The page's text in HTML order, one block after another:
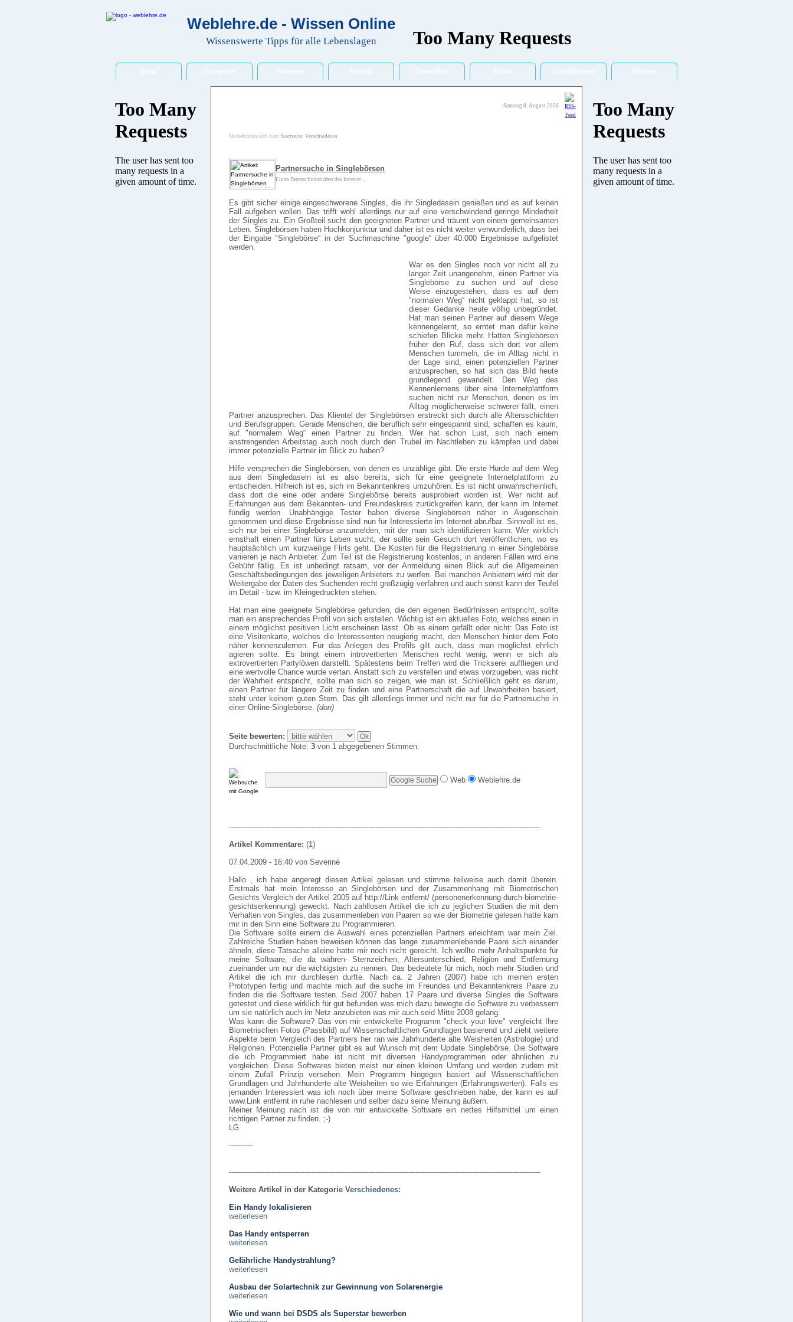
Weblehre.de - Wissen Online
Wissenswerte Tipps für alle Lebenslagen
Samstag 8. August 2026
Sie befinden sich hier: Startseite: Verschiedenes
Partnersuche in Singlebörsen
Einen Partner finden über das Internet ...
Es gibt sicher einige eingeschworene Singles, die ihr Singledasein genießen und es auf keinen
Fall aufgeben wollen. Das trifft wohl allerdings nur auf eine verschwindend geringe Minderheit
der Singles zu. Ein Großteil sucht den geeigneten Partner und träumt von einem gemeinsamen
Leben. Singlebörsen haben Hochkonjunktur und daher ist es nicht weiter verwunderlich, dass bei
der Eingabe "Singlebörse“ in der Suchmaschine "google“ über 40.000 Ergebnisse aufgelistet
werden.
War es den Singles noch vor nicht all zu
langer Zeit unangenehm, einen Partner via
Singlebörse zu suchen und auf diese
Weise einzugestehen, dass es auf dem
"normalen Weg“ nicht geklappt hat, so ist
dieser Gedanke heute völlig unbegründet.
Hat man seinen Partner auf diesem Wege
kennengelernt, so erntet man dafür keine
schiefen Blicke mehr. Hatten Singlebörsen
früher den Ruf, dass sich dort vor allem
Menschen tummeln, die im Alltag nicht in
der Lage sind, einen potenziellen Partner
anzusprechen, so hat sich das Bild heute
grundlegend gewandelt. Den Weg des
Kennenlernens über eine Internetplattform
suchen nicht nur Menschen, denen es im
Alltag möglicherweise schwerer fällt, einen
Partner anzusprechen. Das Klientel der Singlebörsen erstreckt sich durch alle Altersschichten
und Berufsgruppen. Gerade Menschen, die beruflich sehr eingespannt sind, schaffen es kaum,
auf "normalem Weg“ einen Partner zu finden. Wer hat schon Lust, sich nach einem
anstrengenden Arbeitstag auch noch durch den Trubel im Nachtleben zu kämpfen und dabei
immer potenzielle Partner im Blick zu haben?
Hilfe versprechen die Singlebörsen, von denen es unzählige gibt. Die erste Hürde auf dem Weg
aus dem Singledasein ist es also bereits, sich für eine geeignete Internetplattform zu
entscheiden. Hilfreich ist es, sich im Bekanntenkreis umzuhören. Es ist nicht unwahrscheinlich,
dass dort die eine oder andere Singlebörse bereits ausprobiert worden ist. Wer nicht auf
Erfahrungen aus dem Bekannten- und Freundeskreis zurückgreifen kann, der kann im Internet
fündig werden. Unabhängige Tester haben diverse Singlebörsen näher in Augenschein
genommen und diese Ergebnisse sind nun für Interessierte im Internet abrufbar. Sinnvoll ist es,
sich nur bei einer Singlebörse anzumelden, mit der man sich identifizieren kann. Wer wirklich
ernsthaft einen Partner fürs Leben sucht, der sollte sein Gesuch dort veröffentlichen, wo es
hauptsächlich um kurzweilige Flirts geht. Die Kosten für die Registrierung in einer Singlebörse
variieren je nach Anbieter. Zum Teil ist die Registrierung kostenlos, in anderen Fällen wird eine
Gebühr fällig. Es ist unbedingt ratsam, vor der Anmeldung einen Blick auf die Allgemeinen
Geschäftsbedingungen des jeweiligen Anbieters zu werfen. Bei manchen Anbietern wird mit der
Weitergabe der Daten des Suchenden recht großzügig verfahren und auch sonst kann der Teufel
im Detail - bzw. im Kleingedruckten stehen.
Hat man eine geeignete Singlebörse gefunden, die den eigenen Bedürfnissen entspricht, sollte
man ein ansprechendes Profil von sich erstellen. Wichtig ist ein aktuelles Foto, welches einen in
einem möglichst positiven Licht erscheinen lässt. Ob es einem gefällt oder nicht: Das Foto ist
eine Visitenkarte, welches die Interessenten neugierig macht, den Menschen hinter dem Foto
näher kennenzulernen. Für das Anlegen des Profils gilt auch, dass man möglichst ehrlich
agieren sollte. Es bringt einem introvertierten Menschen recht wenig, wenn er sich als
extrovertierten Partylöwen darstellt. Spätestens beim Treffen wird die Trickserei auffliegen und
eine wertvolle Chance wurde vertan. Anstatt sich zu verstellen und etwas vorzugeben, was nicht
der Wahrheit entspricht, sollte man sich so zeigen, wie man ist. Schließlich geht es darum,
einen Partner für längere Zeit zu finden und eine Partnerschaft die auf Unwahrheiten basiert,
steht unter keinem guten Stern. Das gilt allerdings immer und nicht nur für die Partnersuche in
einer Online-Singlebörse. (don)
Seite bewerten:
Durchschnittliche Note: 3 von 1 abgegebenen Stimmen.
Web Weblehre.de
------------------------------------------------------------------------------------------------------------------------------------
Artikel Kommentare: (1)
07.04.2009 - 16:40 von Severiné
Hallo , ich habe angeregt diesen Artikel gelesen und stimme teilweise auch damit überein.
Erstmals hat mein Interesse an Singlebörsen und der Zusammenhang mit Biometrischen
Gesichts Vergleich der Artikel 2005 auf http://Link entfernt/ (personenerkennung-durch-biometrie-
gesichtserkennung) geweckt. Nach zahllosen Artikel die ich zu jeglichen Studien die mit dem
Verhalten von Singles, das zusammenleben von Paaren so wie der Biometrie gelesen hatte kam
mir in den Sinn eine Software zu Programmieren.
Die Software sollte einem die Auswahl eines potenziellen Partners erleichtern war mein Ziel.
Zahlreiche Studien haben beweisen können das lange zusammenlebende Paare sich einander
ähneln, diese Tatsache alleine hatte mir noch nicht gereicht. Ich wollte mehr Anhaltspunkte für
meine Software, die da währen- Sternzeichen, Altersunterschied, Religion und Entfernung
zueinander um nur die wichtigsten zu nennen. Das bedeutete für mich, noch mehr Studien und
Artikel die ich mir durchlesen durfte. Nach ca. 2 Jahren (2007) habe ich meinen ersten
Prototypen fertig und machte mich auf die suche im Freundes und Bekanntenkreis Paare zu
finden die die Software testen. Seid 2007 haben 17 Paare und diverse Singles die Software
getestet und diese wirklich für gut befunden was mich dazu bewegte die Software zu verbessern
um sie natürlich auch im Netz anzubieten was mir auch seid Mitte 2008 gelang.
Was kann die Software? Das von mir entwickelte Programm "check your love" vergleicht Ihre
Biometrischen Fotos (Passbild) auf Wissenschaftlichen Grundlagen basierend und zieht weitere
Aspekte beim Vergleich des Partners her ran wie Jahrhunderte alte Weisheiten (Astrologie) und
Religionen. Potenzielle Partner gibt es auf Wunsch mit dem Update Singlebörse. Die Software
die ich Programmiert habe ist nicht mit diversen Handyprogrammen oder ähnlichen zu
vergleichen. Diese Softwares bieten meist nur einen kleinen Umfang und werden zudem mit
einem Zufall Prinzip versehen. Mein Programm hingegen basiert auf Wissenschaftlichen
Grundlagen und Jahrhunderte alte Weisheiten so wie Erfahrungen (Erfahrungswerten). Falls es
jemanden Interessiert was ich noch über meine Software geschrieben habe, der kann es auf
www.Link entfernt in ruhe nachlesen und selber dazu seine Meinung äußern.
Meiner Meinung nach ist die von mir entwickelte Software ein nettes Hilfsmittel um einen
richtigen Partner zu finden. ;-)
LG
----------
------------------------------------------------------------------------------------------------------------------------------------
Weitere Artikel in der Kategorie Verschiedenes:
Ein Handy lokalisieren
weiterlesen
Das Handy entsperren
weiterlesen
Gefährliche Handystrahlung?
weiterlesen
Ausbau der Solartechnik zur Gewinnung von Solarenergie
weiterlesen
Wie und wann bei DSDS als Superstar bewerben